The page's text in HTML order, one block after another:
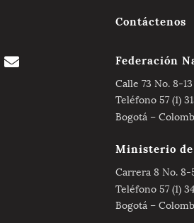
Contáctenos
Federación
Calle 73 No. 8-13
Teléfono 57 (1)
Bogotá –
Ministerio
Carrera 8 No. 8-
Teléfono 57 (1)
Bogotá –